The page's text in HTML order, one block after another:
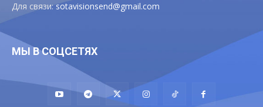
Для связи:sotavisionsend@gmail.com
МЫ В СОЦСЕТЯХ